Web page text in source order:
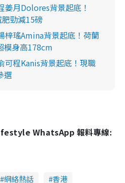
姜月Dolores背景起底！
肥勁減15磅
梓瑤Amina背景起底！荷蘭
模身高178cm
可程Kanis背景起底！現職
選
WhatsApp 報料專線:
網絡熱話 香港